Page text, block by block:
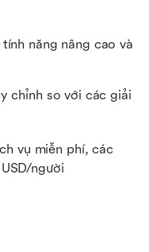
năng nâng cao và
chỉnh so với các giải
vụ miễn phí, các
người